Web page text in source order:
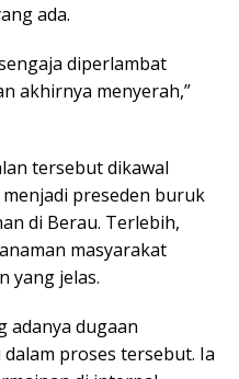
ada.
diperlambat
akhirnya menyerah,”
tersebut dikawal
preseden buruk
di Berau. Terlebih,
masyarakat
yang jelas.
adanya dugaan
proses tersebut. Ia